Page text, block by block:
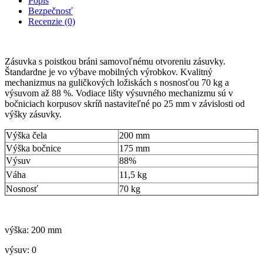
Bezpečnosť
Recenzie (0)
Zásuvka s poistkou bráni samovoľnému otvoreniu zásuvky.
Štandardne je vo výbave mobilných výrobkov. Kvalitný
mechanizmus na guličkových ložiskách s nosnosťou 70 kg a
výsuvom až 88 %. Vodiace lišty výsuvného mechanizmu sú v
bočniciach korpusov skríň nastaviteľné po 25 mm v závislosti od
výšky zásuvky.
Výška čela
200 mm
Výška bočnice
175 mm
Výsuv
88%
Váha
11,5 kg
Nosnosť
70 kg
výška: 200 mm
výsuv: 0